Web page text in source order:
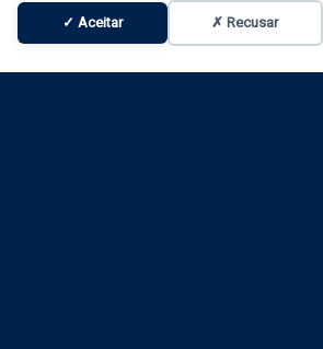
Programação
✓ Aceitar ✗ Recusar